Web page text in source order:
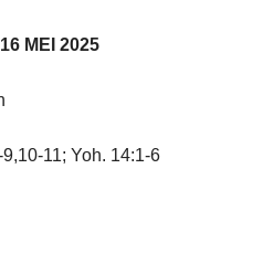
MEI 2025
11; Yoh. 14:1-6